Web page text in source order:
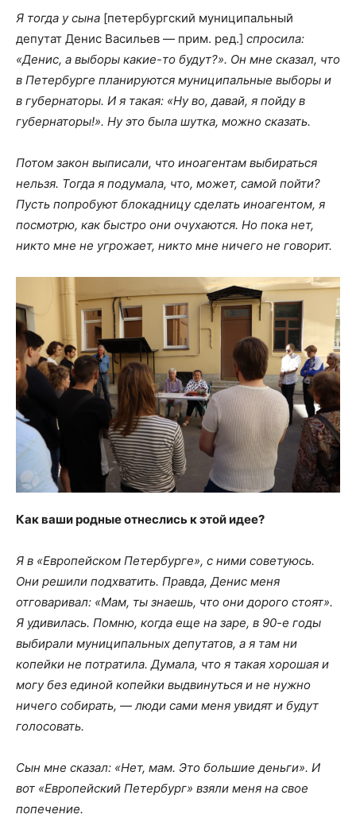
Я тогда у сына [петербургский муниципальный
депутат Денис Васильев — прим. ред.] спросила:
«Денис, а выборы какие-то будут?». Он мне сказал, что
в Петербурге планируются муниципальные выборы и
в губернаторы. И я такая: «Ну во, давай, я пойду в
губернаторы!». Ну это была шутка, можно сказать.
Потом закон выписали, что иноагентам выбираться
нельзя. Тогда я подумала, что, может, самой пойти?
Пусть попробуют блокадницу сделать иноагентом, я
посмотрю, как быстро они очухаются. Но пока нет,
никто мне не угрожает, никто мне ничего не говорит.
Как ваши родные отнеслись к этой идее?
Я в «Европейском Петербурге», с ними советуюсь.
Они решили подхватить. Правда, Денис меня
отговаривал: «Мам, ты знаешь, что они дорого стоят».
Я удивилась. Помню, когда еще на заре, в 90-е годы
выбирали муниципальных депутатов, а я там ни
копейки не потратила. Думала, что я такая хорошая и
могу без единой копейки выдвинуться и не нужно
ничего собирать, — люди сами меня увидят и будут
голосовать.
Сын мне сказал: «Нет, мам. Это большие деньги». И
вот «Европейский Петербург» взяли меня на свое
попечение.